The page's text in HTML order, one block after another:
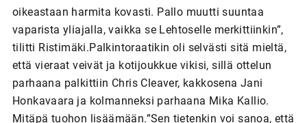
oikeastaan harmita kovasti. Pallo muutti suuntaa
vaparista yliajalla, vaikka se Lehtoselle merkittiinkin”,
tilitti Ristimäki.Palkintoraatikin oli selvästi sitä mieltä,
että vieraat veivät ja kotijoukkue vikisi, sillä ottelun
parhaana palkittiin Chris Cleaver, kakkosena Jani
Honkavaara ja kolmanneksi parhaana Mika Kallio.
Mitäpä tuohon lisäämään.”Sen tietenkin voi sanoa, että